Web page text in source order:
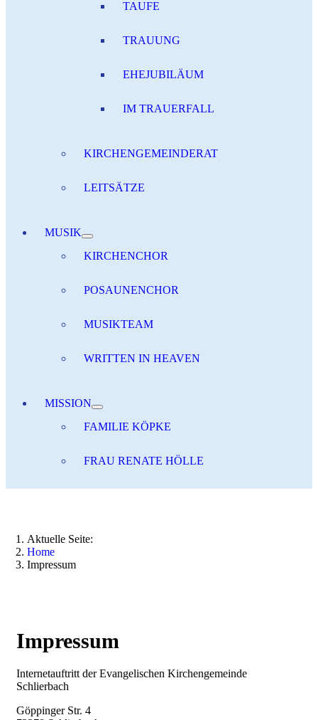
TAUFE
TRAUUNG
EHEJUBILÄUM
IM TRAUERFALL
KIRCHENGEMEINDERAT
LEITSÄTZE
MUSIK
KIRCHENCHOR
POSAUNENCHOR
MUSIKTEAM
WRITTEN IN HEAVEN
MISSION
FAMILIE KÖPKE
FRAU RENATE HÖLLE
Aktuelle Seite:
Home
Impressum
Impressum
Internetauftritt der Evangelischen Kirchengemeinde
Schlierbach
Göppinger Str. 4